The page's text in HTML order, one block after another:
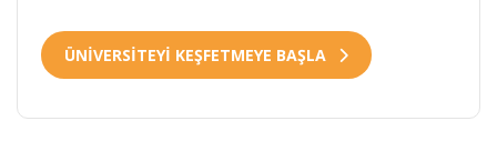
ÜNİVERSİTEYİ KEŞFETMEYE BAŞLA